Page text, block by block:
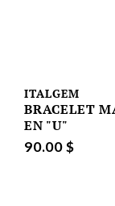
ITALGEM
BRACELET
EN "U"
90.00 $